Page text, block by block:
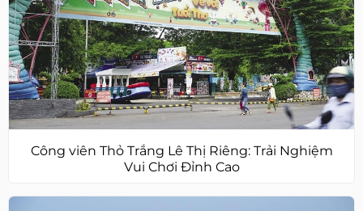
Công viên Thỏ Trắng Lê Thị Riêng: Trải Nghiệm
Vui Chơi Đỉnh Cao